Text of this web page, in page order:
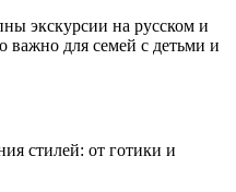
экскурсии на русском и
важно для семей с детьми и
стилей: от готики и